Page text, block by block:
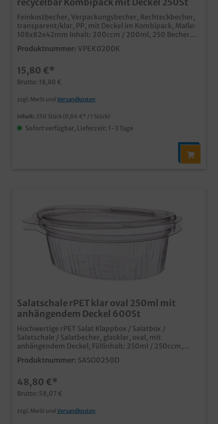
Feinkostbecher, Verpackungsbecher, Rechteckbecher,
transparent/klar, PP, mit Deckel im Kombipack, Maße:
108x82x42mm Inhalt: 200ccm / 200ml, 250 Becher
und Deckel im KartonIdeal für Feinkostsalate, Eiersalat,
Wurstsalat oder kleinere Spezialitäten für den Einsatz
für Beilagen und Desserts im Speiseservice, Takeway
und Lieferservice temperaturbeständiges PP Material
(bricht nicht wie vergleichbare PS Becher) im dualen
System als wichtiger Rohstoff recycelbar auch
individuell bedruckbar
Produktnummer: VPEK0200K
15,80 €*
Brutto: 18,80 €
zzgl. MwSt und Versandkosten
Inhalt: 250 Stück (0,06 €* / 1 Stück)
Sofort verfügbar, Lieferzeit: 1-3 Tage
Salatschale rPET klar oval 250ml mit
anhängendem Deckel 600St
Hochwertige rPET Salat Klappbox / Salatbox /
Salatschale / Salatbecher, glasklar, oval, mit
anhängendem Deckel, Füllinhalt: 250ml / 250ccm,
135x105x40mm, 600 Stück im Karton Praktische
Klarsicht Salatbox mit Deckelnachhaltig produziert aus
Sack wieder dem Recyclingprozess zugeführt
werdenIdeal für die Salattheke und den Salat to go auch
für Gebäck, Fingerfood oder Snacks Hier kann Ihr Kunde
genau sehen was er bekommt Edel und fast glasklar,
der Hingucker in jeder Salatbar
Produktnummer: SASO0250D
48,80 €*
Brutto: 58,07 €
zzgl. MwSt und Versandkosten